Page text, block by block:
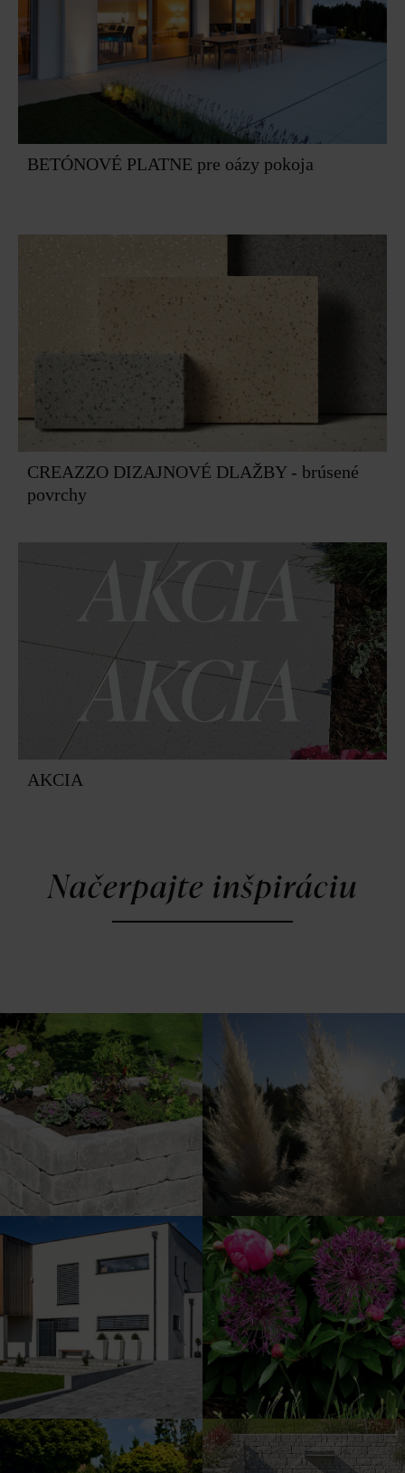
BETÓNOVÉ PLATNE pre oázy pokoja
CREAZZO DIZAJNOVÉ DLAŽBY - brúsené
povrchy
AKCIA
Načerpajte inšpiráciu
Plochy pre vašu zeleň a iné.
Postavte si betónové
vyvýšené záhony.
Rovnováha práce a voľného
času vďaka záhrade.
Betónová dlažba pre krásny
domov po každej stránke.
Užívajte si kvitnúcu záhradu.